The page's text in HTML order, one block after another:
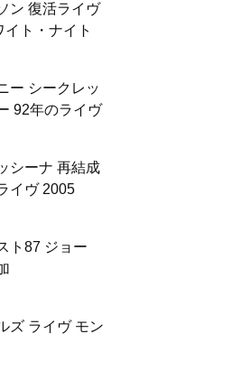
ン 復活ライヴ
ト・ナイト
ー シークレッ
92年のライヴ
シーナ 再結成
イヴ 2005
ト87 ジョー
ズ ライヴ モン